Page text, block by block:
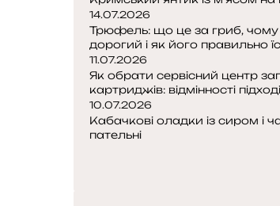
14.07.2026
Трюфель: що це за гриб, чому
дорогий і як його правильно
11.07.2026
Як обрати сервісний центр
картриджів: відмінності
10.07.2026
Кабачкові оладки із сиром і
пательні